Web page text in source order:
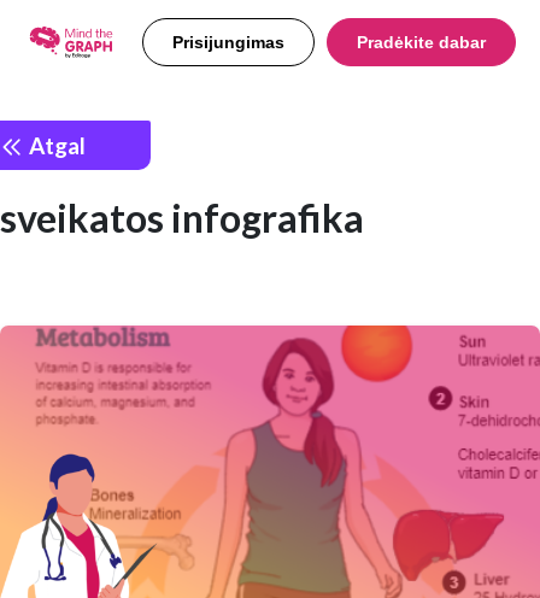
Prisijungimas Pradėkite dabar
Atgal
sveikatos infografika